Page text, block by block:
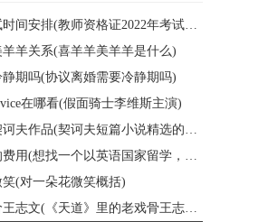
间安排(教师资格证2022年考试时间表)
羊关系(喜羊羊美羊羊是什么)
期吗(协议离婚需要冷静期吗)
在哪看(假面骑士李维斯主演)
作品(契诃夫短篇小说精选的创作背景)
以英语国家留学，一年的费用大概五六万的样子，有什么推荐吗)
(对一朵花微笑概括)
(《天道》里的老戏骨王志文，你怎么评价他的演技)